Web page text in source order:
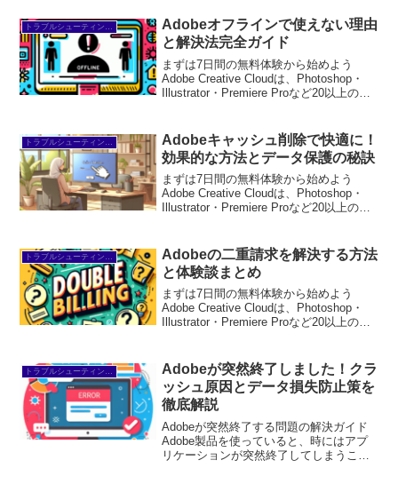
トラブルシューティング/FAQ
Adobeオフラインで使えない理由
と解決法完全ガイド
まずは7日間の無料体験から始めよう
Adobe Creative Cloudは、Photoshop・
Illustrator・Premiere Proなど20以上のア
→※...
Adobeキャッシュ削除で快適に！
効果的な方法とデータ保護の秘訣
まずは7日間の無料体験から始めよう
Adobe Creative Cloudは、Photoshop・
Illustrator・Premiere Proなど20以上のア
→※...
Adobeの二重請求を解決する方法
と体験談まとめ
まずは7日間の無料体験から始めよう
Adobe Creative Cloudは、Photoshop・
Illustrator・Premiere Proなど20以上のア
→※...
トラブルシューティング/FAQ
Adobeが突然終了しました！クラ
ッシュ原因とデータ損失防止策を
徹底解説
Adobeが突然終了する問題の解決ガイド
Adobe製品を使っていると、時にはアプ
リケーションが突然終了してしまうこと